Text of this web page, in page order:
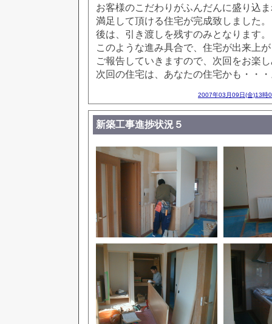
お客様のこだわりがふんだんに盛り込
満足して頂ける住宅が完成致しました。
後は、引き渡しを残すのみとなります。
このような進み具合で、住宅が出来上
ご報告していきますので、次回をお楽
次回の住宅は、あなたの住宅かも・・
2007年03月09日(金)13時
新築工事進捗状況５